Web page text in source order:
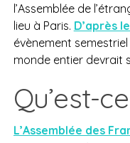
l’Assemblée de
lieu à Paris. D’après
évènement
monde entier devrait
Qu’est-
L’Assemblée des